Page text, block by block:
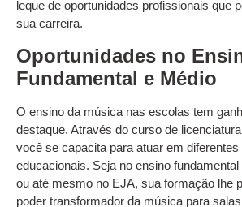
leque de oportunidades profissionais que
sua carreira.
Oportunidades no
Fundamental e Médio
O ensino da música nas escolas tem
destaque. Através do curso de
você se capacita para atuar em diferentes
educacionais. Seja no ensino
ou até mesmo no EJA, sua formação lhe
poder transformador da música para